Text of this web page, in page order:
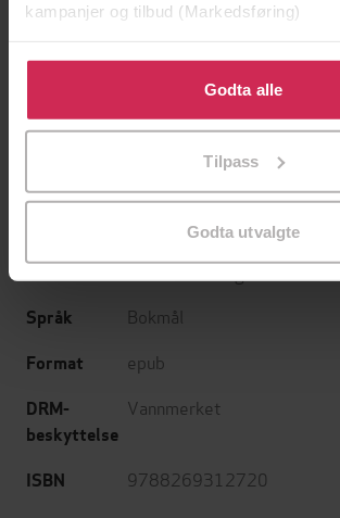
kampanjer og tilbud (Markedsføring)
Klikk på «Godta alle» for å gi oss ditt
bruke cookies for alle disse formålene.
tilpasse ditt samtykke til spesifikke
Godta alle
Tilpass
Godta utvalgte
Forfattere Jack Johnsen(forfatter)
15.12.2022
Lengde 144sider
Barnebøker,Religion og
Dokumentar og fakta
Språk Bokmål
Format epub
DRM-
beskyttelse
Vannmerket
ISBN 9788269312720